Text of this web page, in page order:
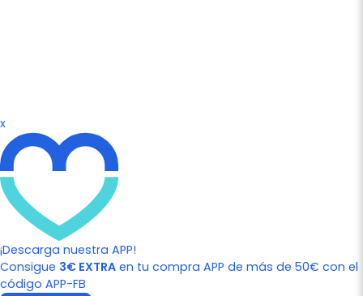
x
¡Descarga nuestra APP!
Consigue 3€ EXTRA en tu compra APP de más de 50€ con el
código APP-FB